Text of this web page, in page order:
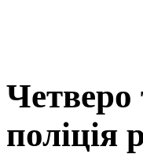
поліція